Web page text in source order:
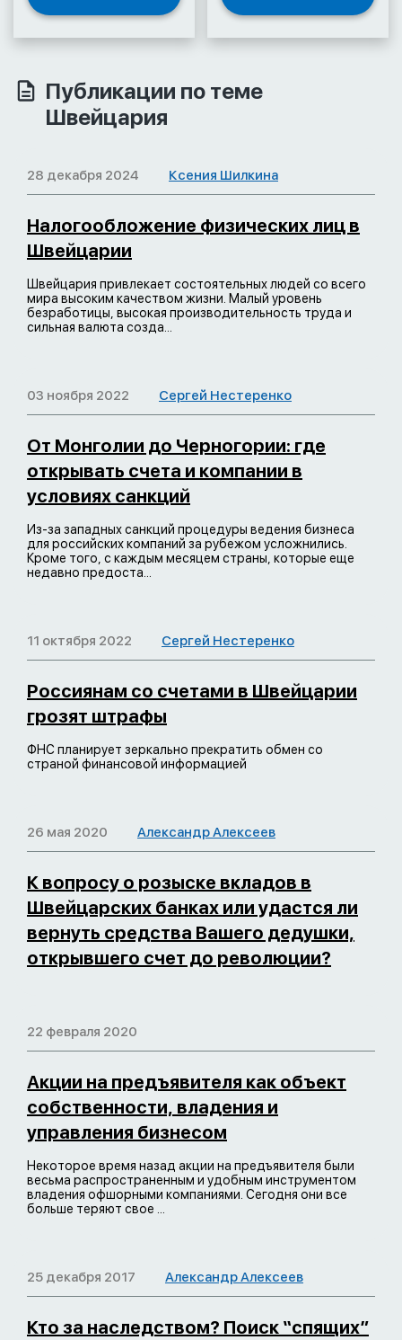
Публикации по теме
Швейцария
28 декабря 2024 Ксения Шилкина
Налогообложение физических лиц в
Швейцарии
Швейцария привлекает состоятельных людей со всего
мира высоким качеством жизни. Малый уровень
безработицы, высокая производительность труда и
сильная валюта созда...
03 ноября 2022 Сергей Нестеренко
От Монголии до Черногории: где
открывать счета и компании в
условиях санкций
Из-за западных санкций процедуры ведения бизнеса
для российских компаний за рубежом усложнились.
Кроме того, с каждым месяцем страны, которые еще
недавно предоста...
11 октября 2022 Сергей Нестеренко
Россиянам со счетами в Швейцарии
грозят штрафы
ФНС планирует зеркально прекратить обмен со
страной финансовой информацией
26 мая 2020 Александр Алексеев
К вопросу о розыске вкладов в
Швейцарских банках или удастся ли
вернуть средства Вашего дедушки,
открывшего счет до революции?
22 февраля 2020
Акции на предъявителя как объект
собственности, владения и
управления бизнесом
Некоторое время назад акции на предъявителя были
весьма распространенным и удобным инструментом
владения офшорными компаниями. Сегодня они все
больше теряют свое ...
25 декабря 2017 Александр Алексеев
Кто за наследством? Поиск “спящих”